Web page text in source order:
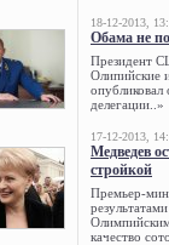
18-12-2013,
Обама не
Президент
Олипийские
опубликовал
делегации..»
17-12-2013,
Медведев
стройкой
Премьер-
качество